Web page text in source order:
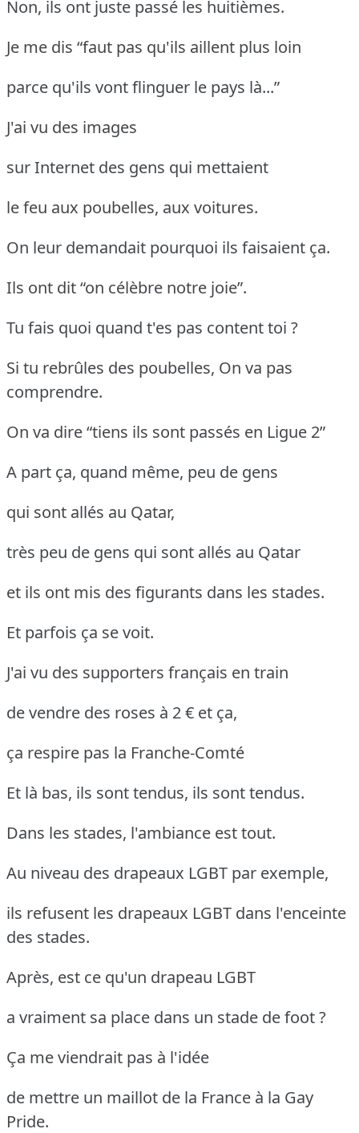
Non, ils ont juste passé les huitièmes.
Je me dis “faut pas qu'ils aillent plus loin
parce qu'ils vont flinguer le pays là...”
J'ai vu des images
sur Internet des gens qui mettaient
le feu aux poubelles, aux voitures.
On leur demandait pourquoi ils faisaient ça.
Ils ont dit “on célèbre notre joie”.
Tu fais quoi quand t'es pas content toi ?
Si tu rebrûles des poubelles, On va pas
comprendre.
On va dire “tiens ils sont passés en Ligue 2”
A part ça, quand même, peu de gens
qui sont allés au Qatar,
très peu de gens qui sont allés au Qatar
et ils ont mis des figurants dans les stades.
Et parfois ça se voit.
J'ai vu des supporters français en train
de vendre des roses à 2 € et ça,
ça respire pas la Franche-Comté
Et là bas, ils sont tendus, ils sont tendus.
Dans les stades, l'ambiance est tout.
Au niveau des drapeaux LGBT par exemple,
ils refusent les drapeaux LGBT dans l'enceinte
des stades.
Après, est ce qu'un drapeau LGBT
a vraiment sa place dans un stade de foot ?
Ça me viendrait pas à l'idée
de mettre un maillot de la France à la Gay
Pride.